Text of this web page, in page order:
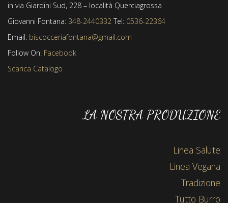
in via Giardini Sud, 228 – località Querciagrossa
Giovanni Fontana: 348-2440332 Tel: 0536-22364
Email: biscocceriafontana@gmail.com
Follow On: Facebook
Scarica Catalogo
LA NOSTRA PRODUZIONE
Linea Salute
Linea Vegana
Tradizione
Tutto Burro